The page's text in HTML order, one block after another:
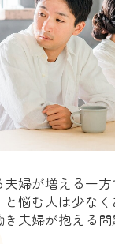
婦が増える一
悩む人は少な
夫婦が抱える